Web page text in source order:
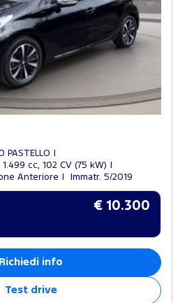
PASTELLO
1.499 cc, 102 CV (75 kW)
Anteriore
Immatr. 5/2019
€ 10.300
Richiedi info
Test drive